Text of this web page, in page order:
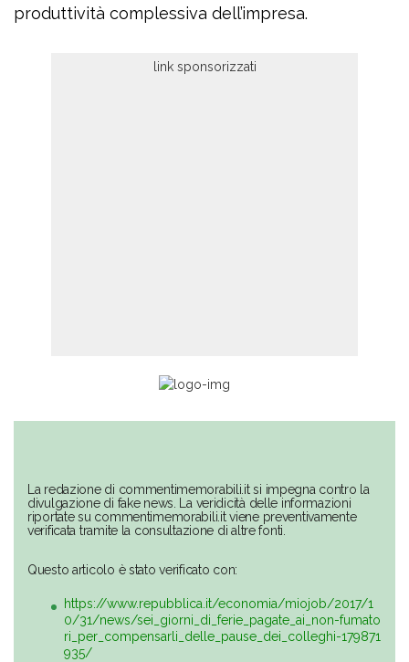
produttività complessiva dell’impresa.
La redazione di commentimemorabili.it si impegna contro la
divulgazione di fake news. La veridicità delle informazioni
riportate su commentimemorabili.it viene preventivamente
verificata tramite la consultazione di altre fonti.
Questo articolo è stato verificato con:
https://www.repubblica.it/economia/miojob/2017/1
0/31/news/sei_giorni_di_ferie_pagate_ai_non-fumato
ri_per_compensarli_delle_pause_dei_colleghi-179871
935/